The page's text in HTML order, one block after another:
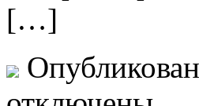
[…]